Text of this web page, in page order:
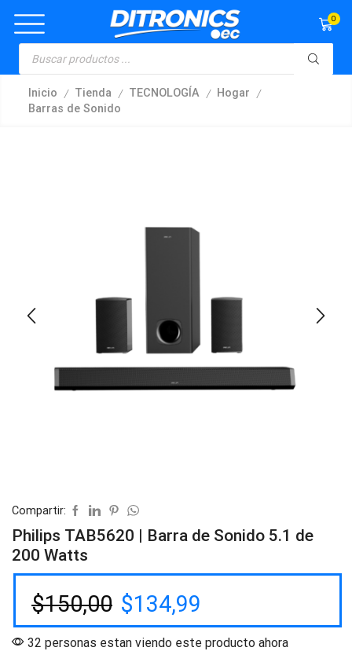
0
Inicio / Tienda / TECNOLOGÍA / Hogar /
Barras de Sonido
Compartir:
Philips TAB5620 | Barra de Sonido 5.1 de
200 Watts
$150,00 $134,99
32 personas estan viendo este producto ahora